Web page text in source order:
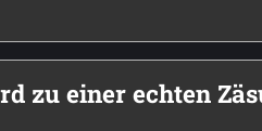
zu einer echten